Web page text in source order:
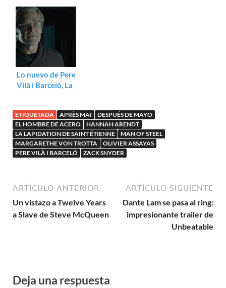
protagonizan Sils
Maria de Olivier
Assayas
Lo nuevo de Pere
Vilà i Barceló, La
ETIQUETADA APRÈS MAI
DESPUÉS DE MAYO
EL HOMBRE DE ACERO
HANNAH ARENDT
LA LAPIDATION DE SAINT ÉTIENNE
MAN OF STEEL
MARGARETHE VON TROTTA
OLIVIER ASSAYAS
PERE VILÀ I BARCELÓ
ZACK SNYDER
ARTÍCULO ANTERIOR
Un vistazo a Twelve Years
a Slave de Steve McQueen
ARTÍCULO SIGUIENTE
Dante Lam se pasa al ring:
impresionante trailer de
Unbeatable
Deja una respuesta